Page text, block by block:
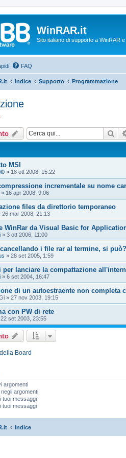
WinRAR.it
Sito italiano di supporto a WinRAR
FAQ
Indice Supporto Programmazione
MSI
» 18 ott 2008, 15:22
incrementale su nome
» 16 apr 2008, 9:06
files da direttorio temporaneo
26 mar 2008, 21:13
WinRar da Visual Basic for
» 3 ott 2006, 11:00
cancellando i file rar al termine, si può?
» 28 set 2005, 1:59
per lanciare la compattazione
» 6 set 2004, 16:47
di un autoestraente non completa
» 27 nov 2003, 19:15
con PW di rete
22 set 2003, 23:55
Board
argomenti
argomenti
tuoi messaggi
tuoi messaggi
Indice